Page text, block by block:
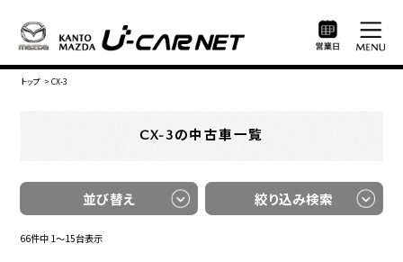
トップ > CX-3
CX-3の中古車一覧
並び替え 絞り込み検索
66件中 1〜15台表示